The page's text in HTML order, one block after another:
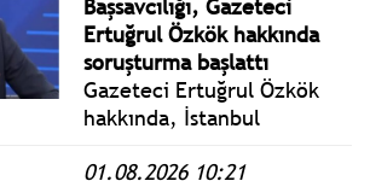
Başsavcılığı, Gazeteci
Ertuğrul Özkök hakkında
soruşturma başlattı
Gazeteci Ertuğrul Özkök
hakkında, İstanbul
tarafından
01.08.2026 10:21